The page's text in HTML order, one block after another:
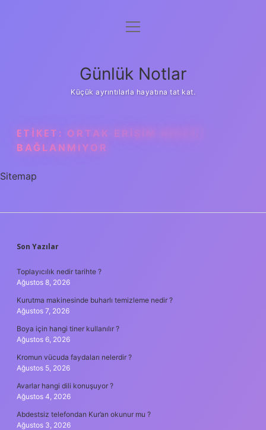
Anasayfa
Yasal Uyarı
menüyü
Günlük Notlar
Küçük ayrıntılarla hayatına tat kat.
ETIKET: ORTAK ERIŞIM NEDEN
BAĞLANMIYOR
Sitemap
SIDEBAR
Son Yazılar
Toplayıcılık nedir tarihte ?
Ağustos 8, 2026
Kurutma makinesinde buharlı temizleme nedir ?
Ağustos 7, 2026
Boya için hangi tiner kullanılır ?
Ağustos 6, 2026
Kromun vücuda faydaları nelerdir ?
Ağustos 5, 2026
Avarlar hangi dili konuşuyor ?
Ağustos 4, 2026
Abdestsiz telefondan Kur’an okunur mu ?
Ağustos 3, 2026